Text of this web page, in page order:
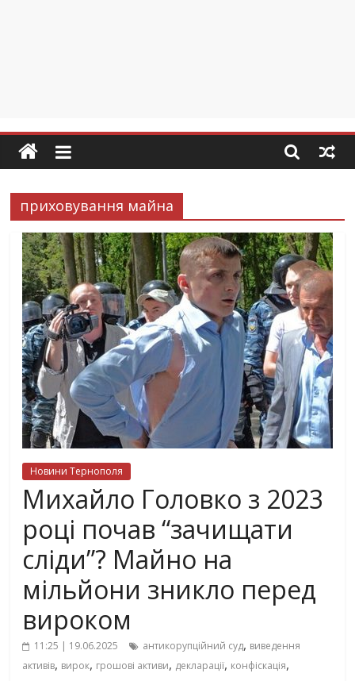
приховування майна
Новини Тернополя
Михайло Головко з 2023
році почав “зачищати
сліди”? Майно на
мільйони зникло перед
вироком
11:25 | 19.06.2025 антикорупційний суд, виведення
активів, вирок, грошові активи, декларації, конфіскація,